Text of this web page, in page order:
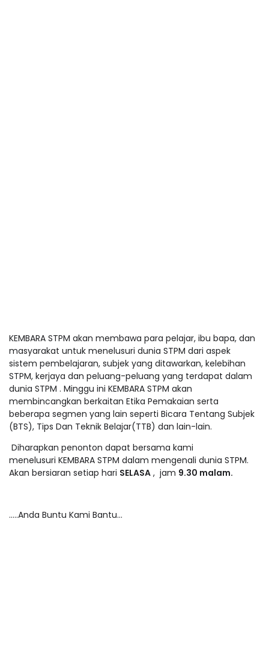
KEMBARA STPM akan membawa para pelajar, ibu bapa, dan
masyarakat untuk menelusuri dunia STPM dari aspek
sistem pembelajaran, subjek yang ditawarkan, kelebihan
STPM, kerjaya dan peluang-peluang yang terdapat dalam
dunia STPM . Minggu ini KEMBARA STPM akan
membincangkan berkaitan Etika Pemakaian serta
beberapa segmen yang lain seperti Bicara Tentang Subjek
(BTS), Tips Dan Teknik Belajar(TTB) dan lain-lain.
Diharapkan penonton dapat bersama kami
menelusuri KEMBARA STPM dalam mengenali dunia STPM.
Akan bersiaran setiap hari SELASA , jam 9.30 malam.
.....Anda Buntu Kami Bantu...